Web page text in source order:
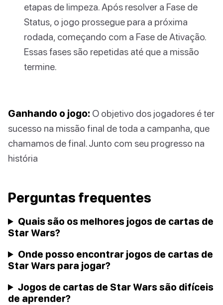
etapas de limpeza. Após resolver a Fase de
Status, o jogo prossegue para a próxima
rodada, começando com a Fase de Ativação.
Essas fases são repetidas até que a missão
termine.
Ganhando o jogo: O objetivo dos jogadores é ter
sucesso na missão final de toda a campanha, que
chamamos de final. Junto com seu progresso na
história
Perguntas frequentes
Quais são os melhores jogos de cartas de
Star Wars?
Onde posso encontrar jogos de cartas de
Star Wars para jogar?
Jogos de cartas de Star Wars são difíceis
de aprender?